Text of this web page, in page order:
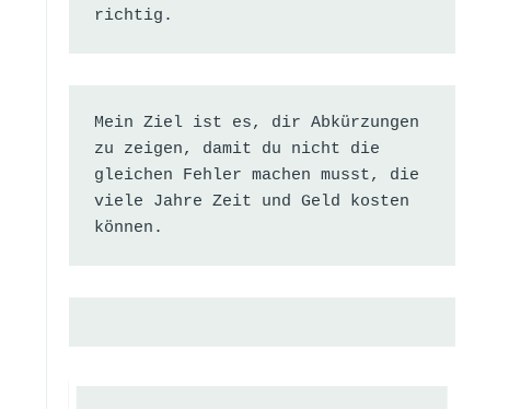
richtig.
Mein Ziel ist es, dir Abkürzungen
zu zeigen, damit du nicht die
gleichen Fehler machen musst, die
viele Jahre Zeit und Geld kosten
können.